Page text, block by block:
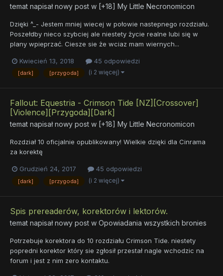
temat napisał nowy post w [+18] My Little Necronomicon
Dzięki ^_- Jestem mniej wiecej w połowie nastepnego rozdziału.
Poszełdby nieco szybciej ale niestety życie realne lubi się w
plany wpieprzać. Ciesze sie że wciaz mam wiernych...
Kwiecień 13, 2018 45 odpowiedzi
[dark] [przygoda] (i 2 więcej)
Fallout: Equestria - Crimson Tide [NZ][Crossover]
[Violence][Przygoda][Dark]
temat napisał nowy post w [+18] My Little Necronomicon
Rozdział 10 oficjalnie opublikowany! Wielkie dzięki dla Cinrama
za korektę
Grudzień 24, 2017 45 odpowiedzi
[dark] [przygoda] (i 2 więcej)
Spis prereaderów, korektorów i lektorów.
temat napisał nowy post w Opowiadania wszystkich bronies
Potrzebuje korektora do 10 rozdziału Crimson Tide. niestety
popredni korektor który sie zgłosił przestał nagle wchodzic na
forum i jest z nim zero kontaktu.